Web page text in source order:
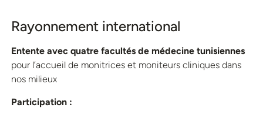
Rayonnement international
Entente avec quatre facultés de médecine tunisiennes
pour l’accueil de monitrices et moniteurs cliniques dans
nos milieux
Participation :